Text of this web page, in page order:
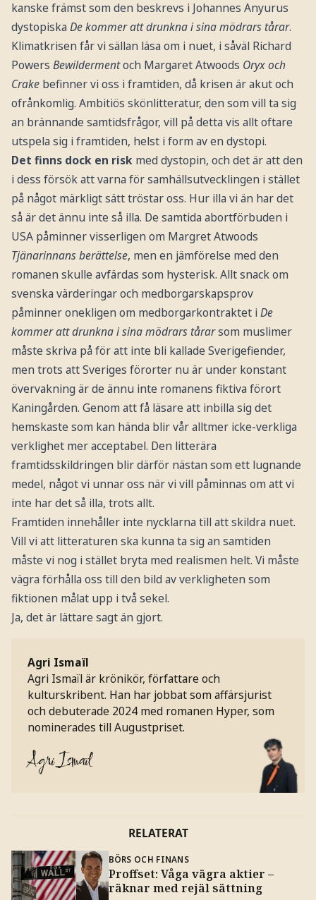
kanske främst som den beskrevs i Johannes Anyurus
dystopiska De kommer att drunkna i sina mödrars tårar.
Klimatkrisen får vi sällan läsa om i nuet, i såväl Richard
Powers Bewildermentoch Margaret Atwoods Oryx och
Crakebefinner vi oss i framtiden, då krisen är akut och
ofrånkomlig. Ambitiös skönlitteratur, den som vill ta sig
an brännande samtidsfrågor, vill på detta vis allt oftare
utspela sig i framtiden, helst i form av en dystopi.
Det finns dock en riskmed dystopin, och det är att den
i dess försök att varna för samhällsutvecklingen i stället
på något märkligt sätt tröstar oss. Hur illa vi än har det
så är det ännu inte så illa. De samtida abortförbuden i
USA påminner visserligen om Margret Atwoods
Tjänarinnans berättelse, men en jämförelse med den
romanen skulle avfärdas som hysterisk. Allt snack om
svenska värderingar och medborgarskapsprov
påminner onekligen om medborgarkontraktet i De
kommer att drunkna i sina mödrars tårarsom muslimer
måste skriva på för att inte bli kallade Sverigefiender,
men trots att Sveriges förorter nu är under konstant
övervakning är de ännu inte romanens fiktiva förort
Kaningården. Genom att få läsare att inbilla sig det
hemskaste som kan hända blir vår alltmer icke-verkliga
verklighet mer acceptabel. Den litterära
framtidsskildringen blir därför nästan som ett lugnande
medel, något vi unnar oss när vi vill påminnas om att vi
inte har det så illa, trots allt.
Framtiden innehåller inte nycklarna till att skildra nuet.
Vill vi att litteraturen ska kunna ta sig an samtiden
måste vi nog i stället bryta med realismen helt. Vi måste
vägra förhålla oss till den bild av verkligheten som
fiktionen målat upp i två sekel.
Ja, det är lättare sagt än gjort.
Agri Ismaïl
Agri Ismaïl är krönikör, författare och
kulturskribent. Han har jobbat som affärsjurist
och debuterade 2024 med romanen Hyper, som
nominerades till Augustpriset.
Agri Ismaïl
RELATERAT
BÖRS OCH FINANS
Proffset: Våga vägra aktier –
räknar med rejäl sättning